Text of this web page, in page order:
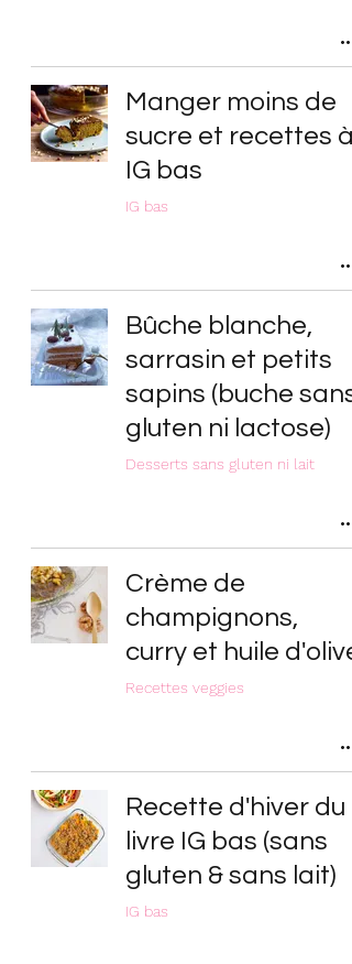
Manger moins de
sucre et recettes à
IG bas
IG bas
Bûche blanche,
sarrasin et petits
sapins (buche sans
gluten ni lactose)
Desserts sans gluten ni lait
Crème de
champignons,
curry et huile d'olive
Recettes veggies
Recette d'hiver du
livre IG bas (sans
gluten & sans lait)
IG bas